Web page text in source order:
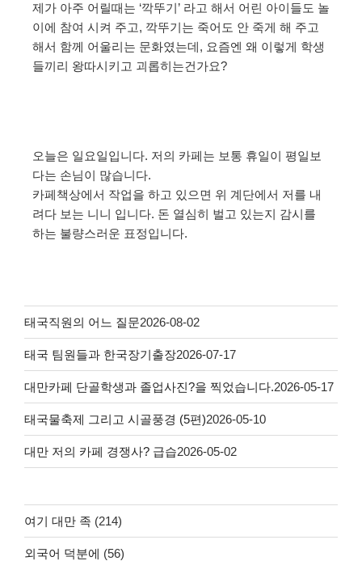
제가 아주 어릴때는 ‘깍뚜기’ 라고 해서 어린 아이들도 놀
이에 참여 시켜 주고, 깍뚜기는 죽어도 안 죽게 해 주고
해서 함께 어울리는 문화였는데, 요즘엔 왜 이렇게 학생
들끼리 왕따시키고 괴롭히는건가요?
오늘은 일요일입니다. 저의 카페는 보통 휴일이 평일보
다는 손님이 많습니다.
카페책상에서 작업을 하고 있으면 위 계단에서 저를 내
려다 보는 니니 입니다. 돈 열심히 벌고 있는지 감시를
하는 불량스러운 표정입니다.
태국직원의 어느 질문2026-08-02
태국 팀원들과 한국장기출장2026-07-17
대만카페 단골학생과 졸업사진?을 찍었습니다.2026-05-17
태국물축제 그리고 시골풍경 (5편)2026-05-10
대만 저의 카페 경쟁사? 급습2026-05-02
여기 대만 족 (214)
외국어 덕분에 (56)